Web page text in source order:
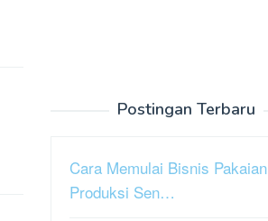
Postingan Terbaru
Cara Memulai Bisnis Pakaian
Produksi Sen…